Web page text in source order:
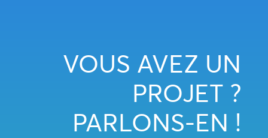
VOUS AVEZ UN
PROJET ?
PARLONS-EN !